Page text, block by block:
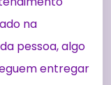
na
pessoa, algo
entregar